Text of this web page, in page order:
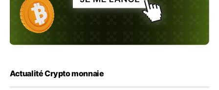
Actualité Crypto monnaie